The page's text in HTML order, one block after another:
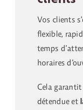
Vos clients
flexible,
temps
horaires
Cela garantit
détendue et